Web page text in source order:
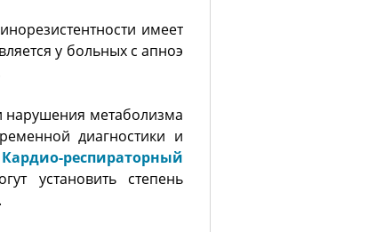
имеет
у больных с апноэ
нарушения метаболизма
диагностики и
Кардио-респираторный
установить степень